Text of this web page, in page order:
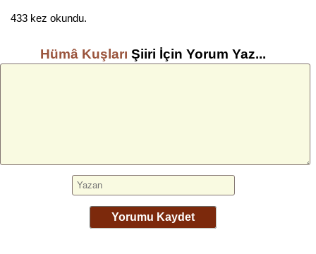
433 kez okundu.
Hümâ Kuşları Şiiri İçin Yorum Yaz...
Yorumu Kaydet